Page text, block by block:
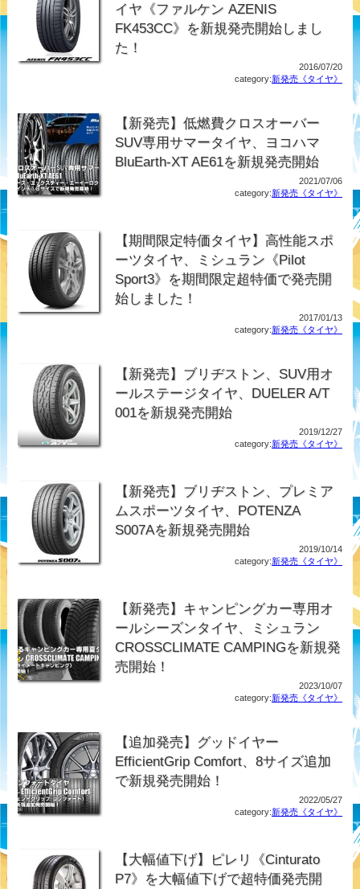
イヤ《ファルケン AZENIS
FK453CC》を新規発売開始しまし
た！
2016/07/20
category:新発売《タイヤ》
【新発売】低燃費クロスオーバー
SUV専用サマータイヤ、ヨコハマ
BluEarth-XT AE61を新規発売開始
2021/07/06
category:新発売《タイヤ》
【期間限定特価タイヤ】高性能スポ
ーツタイヤ、ミシュラン《Pilot
Sport3》を期間限定超特価で発売開
始しました！
2017/01/13
category:新発売《タイヤ》
【新発売】ブリヂストン、SUV用オ
ールステージタイヤ、DUELER A/T
001を新規発売開始
2019/12/27
category:新発売《タイヤ》
【新発売】ブリヂストン、プレミア
ムスポーツタイヤ、POTENZA
S007Aを新規発売開始
2019/10/14
category:新発売《タイヤ》
【新発売】キャンピングカー専用オ
ールシーズンタイヤ、ミシュラン
CROSSCLIMATE CAMPINGを新規発
売開始！
2023/10/07
category:新発売《タイヤ》
【追加発売】グッドイヤー
EfficientGrip Comfort、8サイズ追加
で新規発売開始！
2022/05/27
category:新発売《タイヤ》
【大幅値下げ】ピレリ《Cinturato
P7》を大幅値下げで超特価発売開